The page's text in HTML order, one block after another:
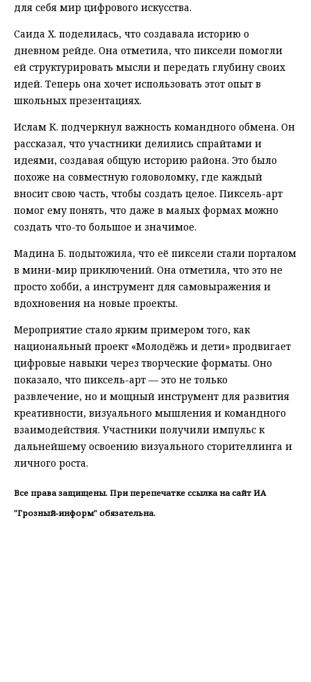
для себя мир цифрового искусства.
Саида Х. поделилась, что создавала историю о
дневном рейде. Она отметила, что пиксели помогли
ей структурировать мысли и передать глубину своих
идей. Теперь она хочет использовать этот опыт в
школьных презентациях.
Ислам К. подчеркнул важность командного обмена. Он
рассказал, что участники делились спрайтами и
идеями, создавая общую историю района. Это было
похоже на совместную головоломку, где каждый
вносит свою часть, чтобы создать целое. Пиксель-арт
помог ему понять, что даже в малых формах можно
создать что-то большое и значимое.
Мадина Б. подытожила, что её пиксели стали порталом
в мини-мир приключений. Она отметила, что это не
просто хобби, а инструмент для самовыражения и
вдохновения на новые проекты.
Мероприятие стало ярким примером того, как
национальный проект «Молодёжь и дети» продвигает
цифровые навыки через творческие форматы. Оно
показало, что пиксель-арт — это не только
развлечение, но и мощный инструмент для развития
креативности, визуального мышления и командного
взаимодействия. Участники получили импульс к
дальнейшему освоению визуального сторителлинга и
личного роста.
Все права защищены. При перепечатке ссылка на сайт ИА
"Грозный-информ" обязательна.